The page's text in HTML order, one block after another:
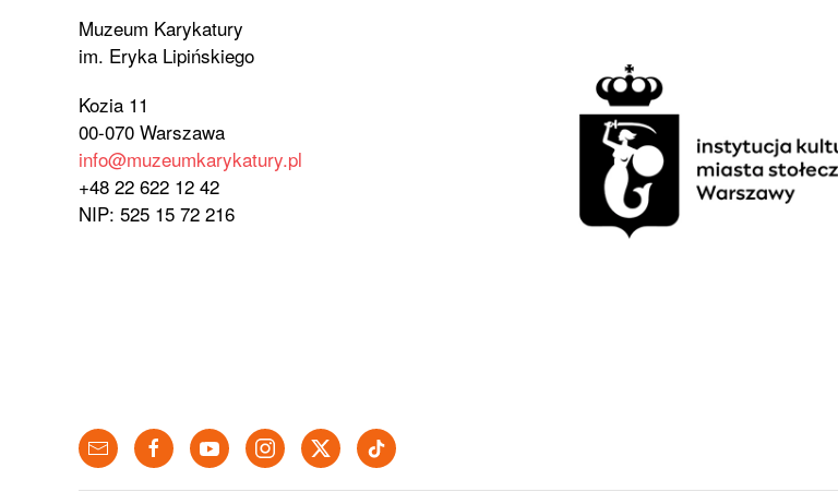
Muzeum Karykatury
im. Eryka Lipińskiego
Kozia 11
00-070 Warszawa
info@muzeumkarykatury.pl
+48 22 622 12 42
NIP: 525 15 72 216